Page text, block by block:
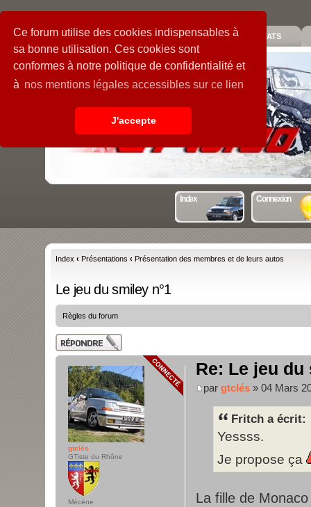
Ce forum utilise des cookies indispensables à
sa bonne utilisation. Ces cookies sont
conformes à notre politique de confidentialité et
à nos mentions légales accessibles sur ce lien
J'accepte
PIECES GALERIE GUIDE STATS
Index Connexion
Index ‹ Présentations ‹ Présentation des membres et de leurs autos
Le jeu du smiley n°1
Règles du forum
Publier une
réponse
Re: Le jeu du
par gtclés » 04 Mars
Fritch a écrit:
Yessss.
Je propose ça
La fille de
gtclés
GTiste du Rhône
Mécène